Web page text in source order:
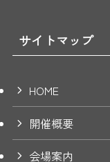
サイトマップ
HOME
開催概要
会場案内